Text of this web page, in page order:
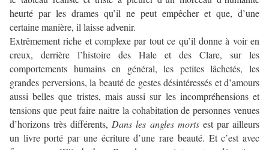
heurté par les drames qu’il ne peut empêcher et que, d’une
certaine manière, il laisse advenir.
Extrêmement riche et complexe par tout ce qu’il donne à voir en
creux, derrière l’histoire des Hale et des Clare, sur les
comportements humains en général, les petites lâchetés, les
grandes perversions, la beauté de gestes désintéressés et d’amours
aussi belles que tristes, mais aussi sur les incompréhensions et
tensions que peut faire naitre la cohabitation de personnes venues
d’horizons très différents, Dans les angles mortsest par ailleurs
un livre porté par une écriture d’une rare beauté. Et c’est avec